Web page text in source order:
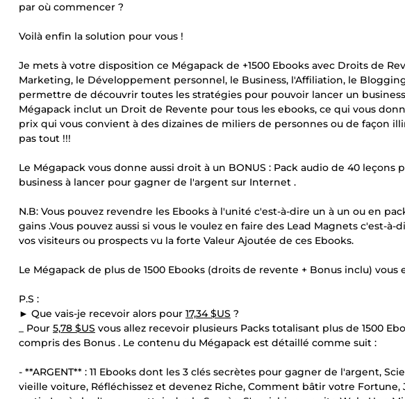
par où commencer ?
Voilà enfin la solution pour vous !
Je mets à votre disposition ce Mégapack de +1500 Ebooks avec Droits de
Marketing, le Développement personnel, le Business, l'Affiliation, le
permettre de découvrir toutes les stratégies pour pouvoir lancer un
Mégapack inclut un Droit de Revente pour tous les ebooks, ce qui vous
prix qui vous convient à des dizaines de miliers de personnes ou de façon
pas tout !!!
Le Mégapack vous donne aussi droit à un BONUS : Pack audio de 40
business à lancer pour gagner de l'argent sur Internet .
N.B: Vous pouvez revendre les Ebooks à l'unité c'est-à-dire un à un ou en
gains .Vous pouvez aussi si vous le voulez en faire des Lead Magnets c'est-
vos visiteurs ou prospects vu la forte Valeur Ajoutée de ces Ebooks.
Le Mégapack de plus de 1500 Ebooks (droits de revente + Bonus inclu)
P.S :
► Que vais-je recevoir alors pour 17,34 $US ?
_ Pour 5,78 $US vous allez recevoir plusieurs Packs totalisant plus de 1500
compris des Bonus . Le contenu du Mégapack est détaillé comme suit :
- **ARGENT** : 11 Ebooks dont les 3 clés secrètes pour gagner de l'argent,
vieille voiture, Réfléchissez et devenez Riche, Comment bâtir votre